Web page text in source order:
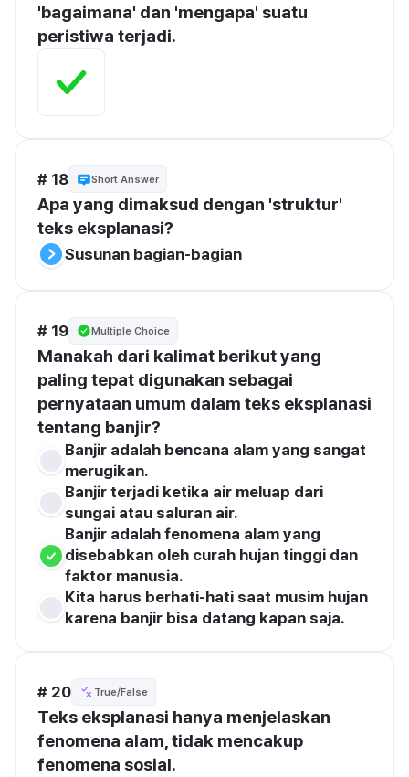
'bagaimana' dan 'mengapa' suatu
peristiwa terjadi.
# 18 Short Answer
Apa yang dimaksud dengan 'struktur'
teks eksplanasi?
Susunan bagian-bagian
# 19 Multiple Choice
Manakah dari kalimat berikut yang
paling tepat digunakan sebagai
pernyataan umum dalam teks eksplanasi
tentang banjir?
Banjir adalah bencana alam yang sangat
merugikan.
Banjir terjadi ketika air meluap dari
sungai atau saluran air.
Banjir adalah fenomena alam yang
disebabkan oleh curah hujan tinggi dan
faktor manusia.
Kita harus berhati-hati saat musim hujan
karena banjir bisa datang kapan saja.
# 20 True/False
Teks eksplanasi hanya menjelaskan
fenomena alam, tidak mencakup
fenomena sosial.